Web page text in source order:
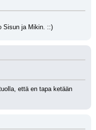
Sisun ja Mikin. ::)
että en tapa ketään